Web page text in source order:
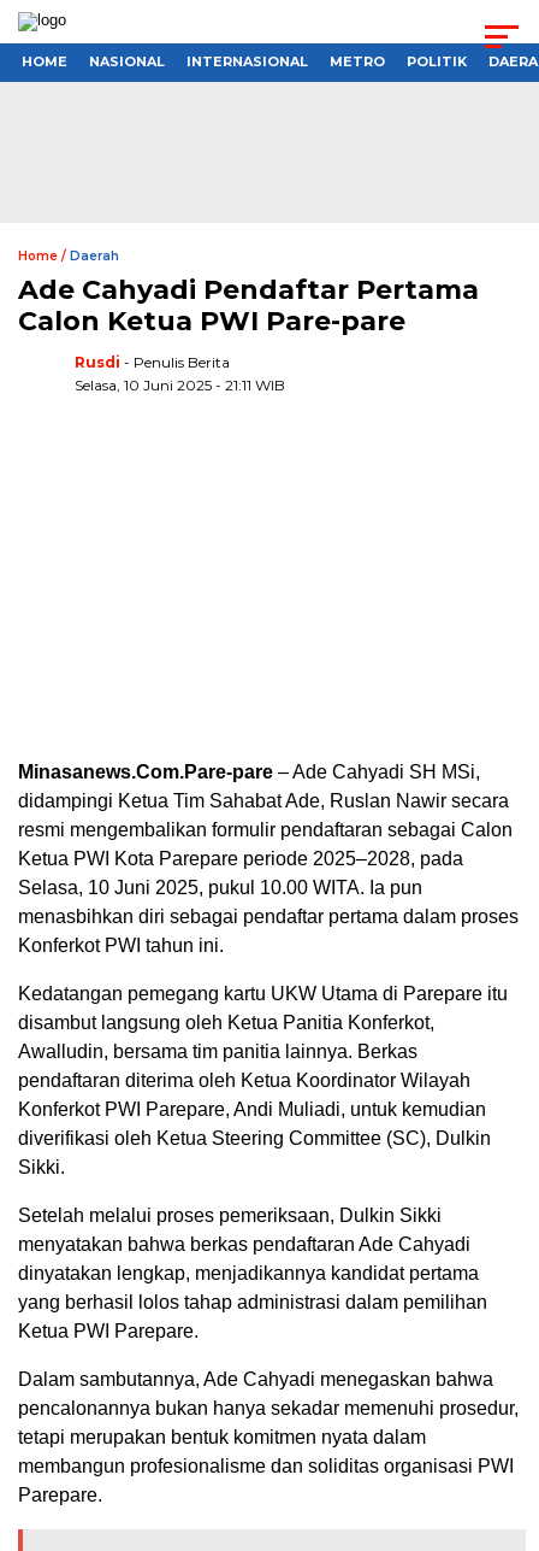
HOME NASIONAL INTERNASIONAL METRO POLITIK
Home / Daerah
Ade Cahyadi Pendaftar Pertama
Calon Ketua PWI Pare-pare
Rusdi - Penulis Berita
Selasa, 10 Juni 2025 - 21:11 WIB
Minasanews.Com.Pare-pare – Ade Cahyadi SH MSi,
didampingi Ketua Tim Sahabat Ade, Ruslan Nawir secara
resmi mengembalikan formulir pendaftaran sebagai Calon
Ketua PWI Kota Parepare periode 2025–2028, pada
Selasa, 10 Juni 2025, pukul 10.00 WITA. Ia pun
menasbihkan diri sebagai pendaftar pertama dalam proses
Konferkot PWI tahun ini.
Kedatangan pemegang kartu UKW Utama di Parepare itu
disambut langsung oleh Ketua Panitia Konferkot,
Awalludin, bersama tim panitia lainnya. Berkas
pendaftaran diterima oleh Ketua Koordinator Wilayah
Konferkot PWI Parepare, Andi Muliadi, untuk kemudian
diverifikasi oleh Ketua Steering Committee (SC), Dulkin
Sikki.
Setelah melalui proses pemeriksaan, Dulkin Sikki
menyatakan bahwa berkas pendaftaran Ade Cahyadi
dinyatakan lengkap, menjadikannya kandidat pertama
yang berhasil lolos tahap administrasi dalam pemilihan
Ketua PWI Parepare.
Dalam sambutannya, Ade Cahyadi menegaskan bahwa
pencalonannya bukan hanya sekadar memenuhi prosedur,
tetapi merupakan bentuk komitmen nyata dalam
membangun profesionalisme dan soliditas organisasi PWI
Parepare.